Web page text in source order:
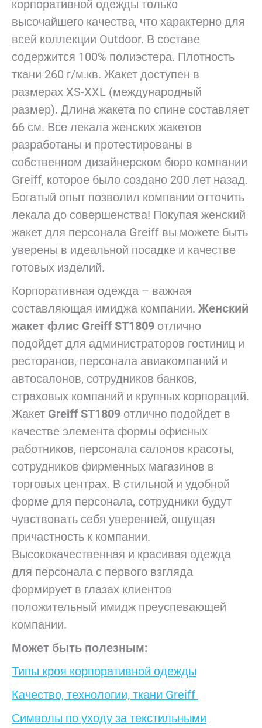
корпоративной одежды только
высочайшего качества, что характерно для
всей коллекции Outdoor. В составе
содержится 100% полиэстера. Плотность
ткани 260 г/м.кв. Жакет доступен в
размерах XS-XXL (международный
размер). Длина жакета по спине составляет
66 см. Все лекала женских жакетов
разработаны и протестированы в
собственном дизайнерском бюро компании
Greiff, которое было создано 200 лет назад.
Богатый опыт позволил компании отточить
лекала до совершенства! Покупая женский
жакет для персонала Greiff вы можете быть
уверены в идеальной посадке и качестве
готовых изделий.
Корпоративная одежда – важная
составляющая имиджа компании. Женский
жакет флис Greiff ST1809 отлично
подойдет для администраторов гостиниц и
ресторанов, персонала авиакомпаний и
автосалонов, сотрудников банков,
страховых компаний и крупных корпораций.
Жакет Greiff ST1809 отлично подойдет в
качестве элемента формы офисных
работников, персонала салонов красоты,
сотрудников фирменных магазинов в
торговых центрах. В стильной и удобной
форме для персонала, сотрудники будут
чувствовать себя уверенней, ощущая
причастность к компании.
Высококачественная и красивая одежда
для персонала с первого взгляда
формирует в глазах клиентов
положительный имидж преуспевающей
компании.
Может быть полезным:
Типы кроя корпоративной одежды
Качество, технологии, ткани Greiff
Символы по уходу за текстильными